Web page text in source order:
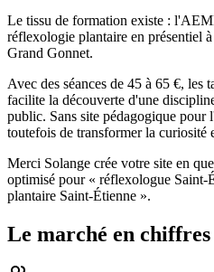
Le tissu de formation existe :
réflexologie plantaire en présentiel
Grand Gonnet.
Avec des séances de 45 à 65 €, les
facilite la découverte d'une
public. Sans site pédagogique
toutefois de transformer la curiosité
Merci Solange crée votre site en
optimisé pour « réflexologue Saint-
plantaire Saint-Étienne ».
Le marché en chiffres